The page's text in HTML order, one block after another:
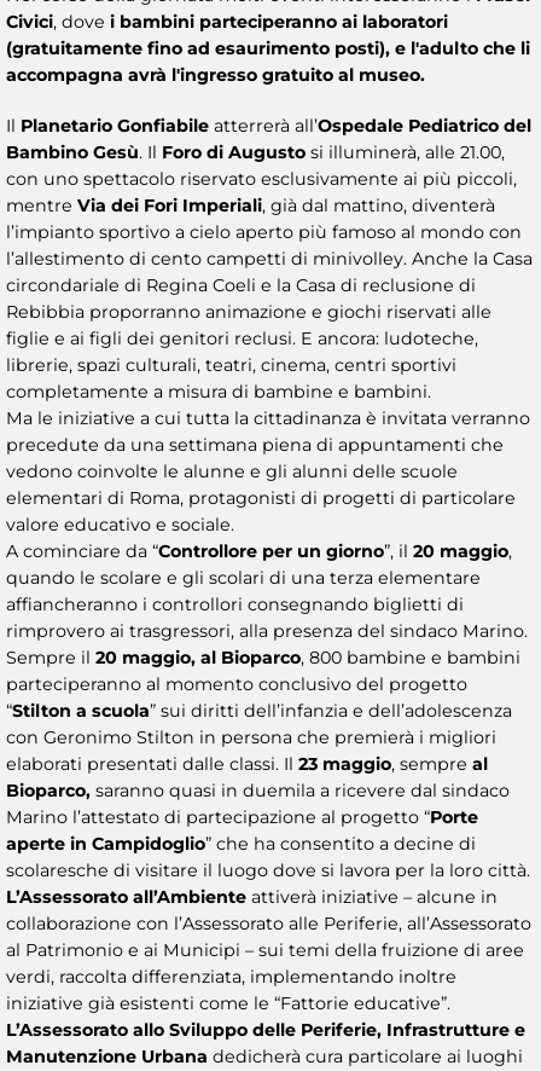
Civici, dove i bambini parteciperanno ai laboratori
(gratuitamente fino ad esaurimento posti), e l'adulto che li
accompagna avrà l'ingresso gratuito al museo.
Il Planetario Gonfiabile atterrerà all’Ospedale Pediatrico del
Bambino Gesù. Il Foro di Augusto si illuminerà, alle 21.00,
con uno spettacolo riservato esclusivamente ai più piccoli,
mentre Via dei Fori Imperiali, già dal mattino, diventerà
l’impianto sportivo a cielo aperto più famoso al mondo con
l’allestimento di cento campetti di minivolley. Anche la Casa
circondariale di Regina Coeli e la Casa di reclusione di
Rebibbia proporranno animazione e giochi riservati alle
figlie e ai figli dei genitori reclusi. E ancora: ludoteche,
librerie, spazi culturali, teatri, cinema, centri sportivi
completamente a misura di bambine e bambini.
Ma le iniziative a cui tutta la cittadinanza è invitata verranno
precedute da una settimana piena di appuntamenti che
vedono coinvolte le alunne e gli alunni delle scuole
elementari di Roma, protagonisti di progetti di particolare
valore educativo e sociale.
A cominciare da “Controllore per un giorno”, il 20 maggio,
quando le scolare e gli scolari di una terza elementare
affiancheranno i controllori consegnando biglietti di
rimprovero ai trasgressori, alla presenza del sindaco Marino.
Sempre il 20 maggio, al Bioparco, 800 bambine e bambini
parteciperanno al momento conclusivo del progetto
“Stilton a scuola” sui diritti dell’infanzia e dell’adolescenza
con Geronimo Stilton in persona che premierà i migliori
elaborati presentati dalle classi. Il 23 maggio, sempre al
Bioparco, saranno quasi in duemila a ricevere dal sindaco
Marino l’attestato di partecipazione al progetto “Porte
aperte in Campidoglio” che ha consentito a decine di
scolaresche di visitare il luogo dove si lavora per la loro città.
L’Assessorato all’Ambiente attiverà iniziative – alcune in
collaborazione con l’Assessorato alle Periferie, all’Assessorato
al Patrimonio e ai Municipi – sui temi della fruizione di aree
verdi, raccolta differenziata, implementando inoltre
iniziative già esistenti come le “Fattorie educative”.
L’Assessorato allo Sviluppo delle Periferie, Infrastrutture e
Manutenzione Urbana dedicherà cura particolare ai luoghi